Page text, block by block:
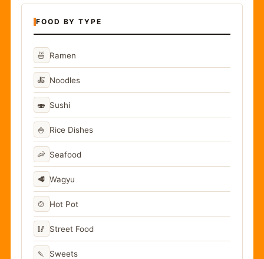
FOOD BY TYPE
🍜 Ramen
🍝 Noodles
🍣 Sushi
🍚 Rice Dishes
🦐 Seafood
🥩 Wagyu
🍲 Hot Pot
🥢 Street Food
🍡 Sweets